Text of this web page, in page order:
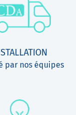
par nos équipes